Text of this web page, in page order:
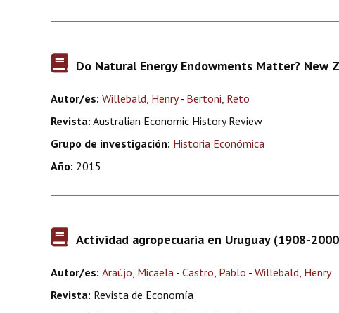
Do Natural Energy Endowments Matter? New
Autor/es: Willebald, Henry- Bertoni, Reto
Revista: Australian Economic History Review
Grupo de investigación: Historia Económica
Año: 2015
Actividad agropecuaria en Uruguay (1908-
Autor/es: Araújo, Micaela - Castro, Pablo - Willebald, Henry
Revista: Revista de Economía